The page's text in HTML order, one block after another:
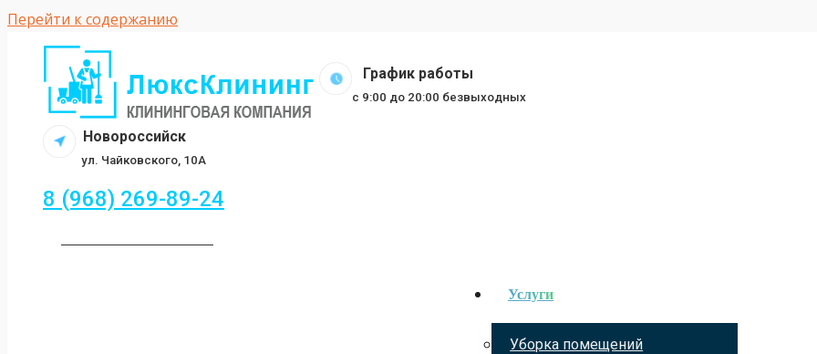
Перейти к содержанию
График работы
c 9:00 до 20:00 безвыходных
Новороссийск
ул. Чайковского, 10А
8 (968) 269-89-24
Услуги
Уборка помещений